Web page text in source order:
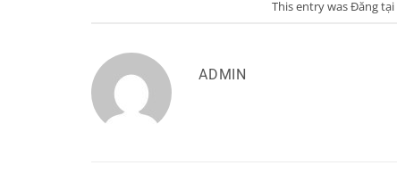
This entry was Đăng tại
ADMIN